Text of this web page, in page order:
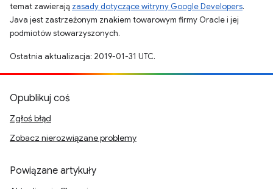
temat zawierają zasady dotyczące witryny Google Developers.
Java jest zastrzeżonym znakiem towarowym firmy Oracle i jej
podmiotów stowarzyszonych.
Ostatnia aktualizacja: 2019-01-31 UTC.
Opublikuj coś
Zgłoś błąd
Zobacz nierozwiązane problemy
Powiązane artykuły